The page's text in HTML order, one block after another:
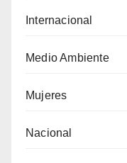
Internacional
Medio Ambiente
Mujeres
Nacional